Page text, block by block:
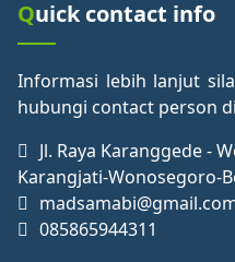
Quick contact info
Informasi lebih lanjut
hubungi contact person
Jl. Raya Karanggede -
Karangjati-Wonosegoro-
085865944311